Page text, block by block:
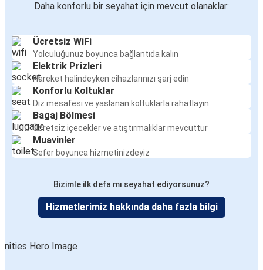
Daha konforlu bir seyahat için mevcut olanaklar:
Ücretsiz WiFi
Yolculuğunuz boyunca bağlantıda kalın
Elektrik Prizleri
Hareket halindeyken cihazlarınızı şarj edin
Konforlu Koltuklar
Diz mesafesi ve yaslanan koltuklarla rahatlayın
Bagaj Bölmesi
Ücretsiz içecekler ve atıştırmalıklar mevcuttur
Muavinler
Sefer boyunca hizmetinizdeyiz
Bizimle ilk defa mı seyahat ediyorsunuz?
Hizmetlerimiz hakkında daha fazla bilgi